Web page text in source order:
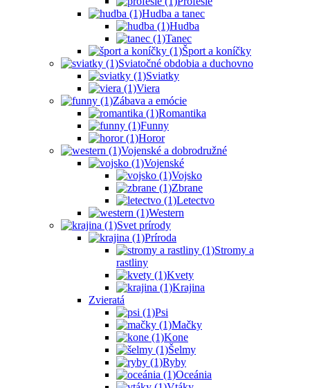
Hudba a tanec
Hudba
Tanec
Šport a koníčky
Sviatočné obdobia a duchovno
Sviatky
Viera
Zábava a emócie
Romantika
Funny
Horor
Vojenské a dobrodružné
Vojenské
Vojsko
Zbrane
Letectvo
Western
Svet prírody
Príroda
Stromy a
rastliny
Kvety
Krajina
Zvieratá
Psi
Mačky
Kone
Šelmy
Ryby
Oceánia